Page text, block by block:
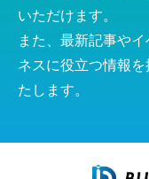
いただけます。
また、最新記事や
ネスに役立つ情報
たします。